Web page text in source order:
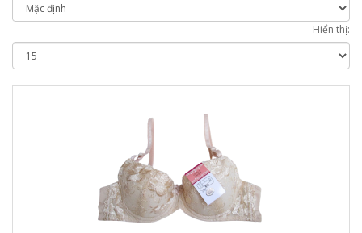
Hiển thị: